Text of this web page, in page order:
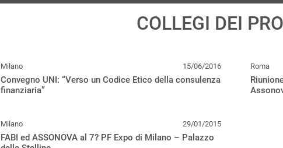
COLLEGI DEI
Milano 15/06/2016
Convegno UNI: “Verso un Codice Etico della consulenza
finanziaria”
Roma
Milano 29/01/2015
FABI ed ASSONOVA al 7? PF Expo di Milano – Palazzo